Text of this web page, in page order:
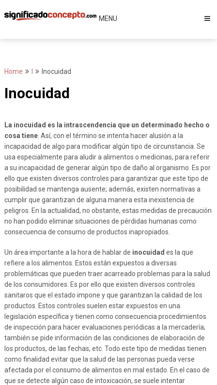
to
MENU
Home Inocuidad
Inocuidad
La inocuidad es la intrascendencia que un determinado hecho o
cosa tiene. Así, con el término se intenta hacer alusión a la
incapacidad de algo para modificar algún tipo de circunstancia. Se
usa especialmente para aludir a alimentos o medicinas, para referir
a su incapacidad de generar algún tipo de daño al organismo. Es por
ello que existen diversos controles para garantizar que este tipo de
posibilidad se mantenga ausente; además, existen normativas a
cumplir que garantizan de alguna manera esta inexistencia de
peligros. En la actualidad, no obstante, estas medidas de precaución
no han podido eliminar situaciones de pérdidas humanas como
consecuencia de consumo de productos inapropiados.
Un área importante a la hora de hablar de inocuidad es la que
refiere a los alimentos. Estos están expuestos a diversas
problemáticas que pueden traer acarreado problemas para la salud
de los consumidores. Es por ello que existen diversos controles
sanitaros que el estado impone y que garantizan la calidad de los
productos. Estos controles suelen estar expuestos en una
legislación específica y tienen como consecuencia procedimientos
de inspección para hacer evaluaciones periódicas a la mercadería;
también se pide información de las condiciones de elaboración de
los productos, de las fechas, etc. Todo este tipo de medidas tienen
como finalidad evitar que la salud de las personas pueda verse
afectada por el consumo de alimentos en mal estado. En el caso de
que se detecte algún caso de intoxicación, se suele intentar